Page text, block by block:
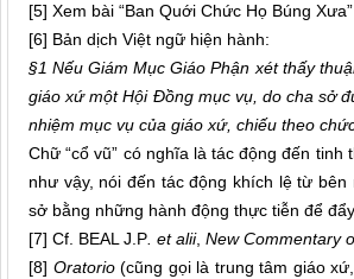
[5] Xem bài “Ban Quới Chức Họ Búng
[6] Bản dịch Việt ngữ hiện hành:
§1 Nếu Giám Mục Giáo Phận xét thấy
giáo xứ một Hội Đồng mục vụ, do cha sở
nhiệm mục vụ của giáo xứ, chiếu theo
Chữ “cổ vũ” có nghĩa là tác động đến
như vậy, nói đến tác động khích lệ từ
sở bằng những hành động thực tiễn để
[7] Cf. BEAL J.P . et alii, New Commentary
[8] Oratorio(cũng gọi là trung tâm giáo